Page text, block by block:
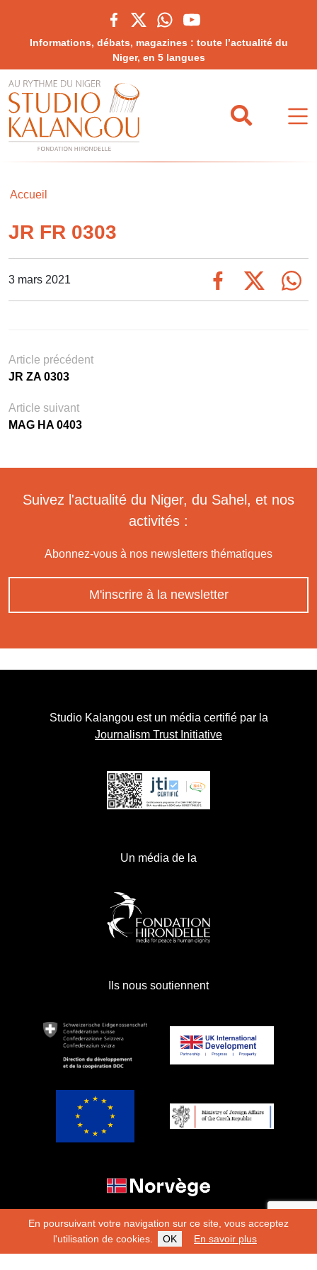
En poursuivant votre navigation sur ce site, vous acceptez
l'utilisation de cookies.
OK En savoir plus
Informations, débats, magazines : toute l’actualité du
Niger, en 5 langues
Accueil
JR FR 0303
3 mars 2021
Article précédent
JR ZA 0303
Article suivant
MAG HA 0403
Suivez l'actualité du Niger, du Sahel, et nos
activités :
Abonnez-vous à nos newsletters thématiques
M'inscrire à la newsletter
Studio Kalangou est un média certifié par la
Journalism Trust Initiative
Un média de la
Ils nous soutiennent